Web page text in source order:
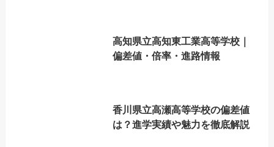
高知県立高知東工業高等学校｜
偏差値・倍率・進路情報
香川県立高瀬高等学校の偏差値
は？進学実績や魅力を徹底解説